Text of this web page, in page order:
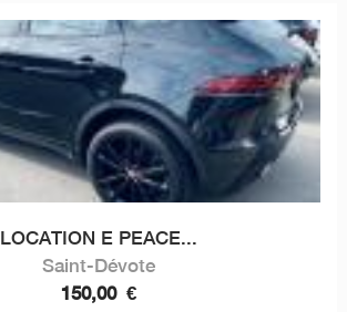
LOCATION E PEACE...
Saint-Dévote
150,00 €